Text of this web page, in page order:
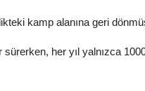
kamp alanına geri
her yıl yalnızca